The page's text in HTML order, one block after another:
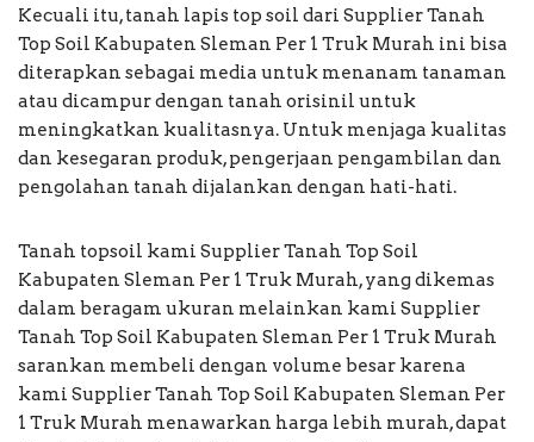
Kecuali itu, tanah lapis top soil dari Supplier Tanah
Top Soil Kabupaten Sleman Per 1 Truk Murah ini bisa
diterapkan sebagai media untuk menanam tanaman
atau dicampur dengan tanah orisinil untuk
meningkatkan kualitasnya. Untuk menjaga kualitas
dan kesegaran produk, pengerjaan pengambilan dan
pengolahan tanah dijalankan dengan hati-hati.
Tanah topsoil kami Supplier Tanah Top Soil
Kabupaten Sleman Per 1 Truk Murah, yang dikemas
dalam beragam ukuran melainkan kami Supplier
Tanah Top Soil Kabupaten Sleman Per 1 Truk Murah
sarankan membeli dengan volume besar karena
kami Supplier Tanah Top Soil Kabupaten Sleman Per
1 Truk Murah menawarkan harga lebih murah, dapat